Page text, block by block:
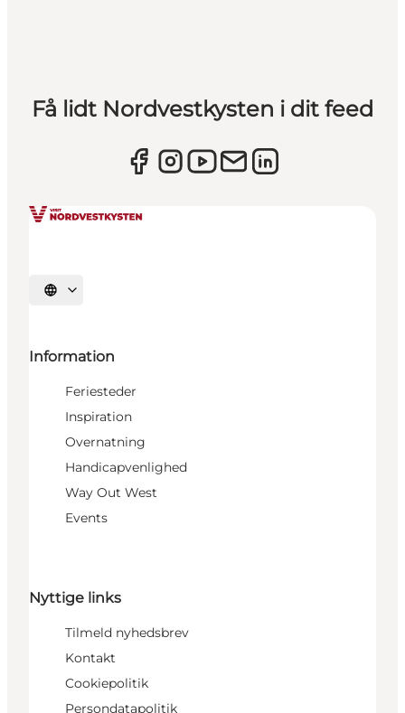
Få lidt Nordvestkysten i dit feed
Vælg sprog
Information
Feriesteder
Inspiration
Overnatning
Handicapvenlighed
Way Out West
Events
Nyttige links
Tilmeld nyhedsbrev
Kontakt
Cookiepolitik
Persondatapolitik